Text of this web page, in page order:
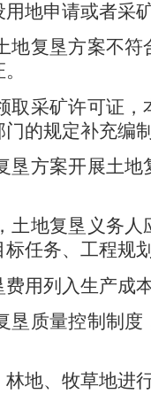
地申请或者采
复垦方案不
采矿许可证
的规定补充编
方案开展土
地复垦义务
任务、工程规
用列入生产成
质量控制制
地、牧草地进